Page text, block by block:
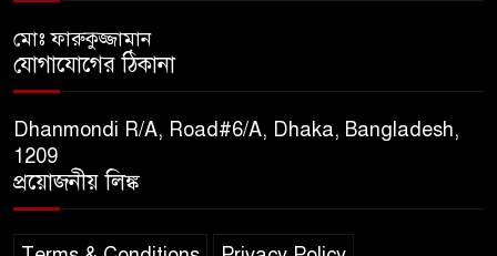
৯
সুমাইয়া হারুন: মিস মাল্টিন্যাশনাল
১০
মোঃ ফারুকুজ্জামান
যোগাযোগের ঠিকানা
Dhanmondi R/A, Road#6/A, Dhaka, Bangladesh,
1209
প্রয়োজনীয় লিঙ্ক